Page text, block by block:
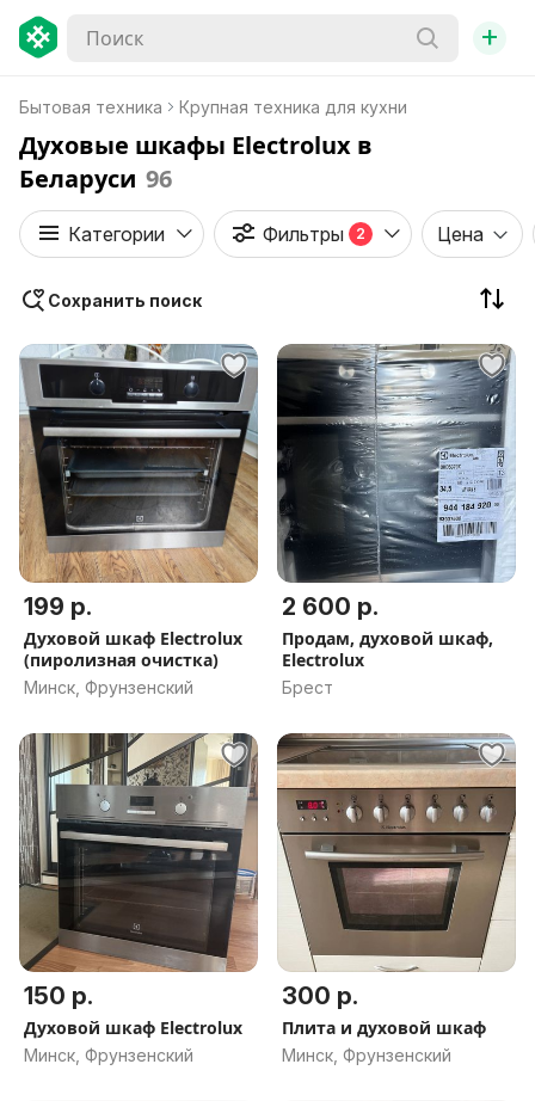
+
Бытовая техника Крупная техника для кухни
Духовые шкафы Electrolux в
Беларуси 96
Категории Фильтры 2 Цена
Сохранить поиск
199 р.
Духовой шкаф Electrolux
(пиролизная очистка)
Минск, Фрунзенский
2 600 р.
Продам, духовой шкаф,
Electrolux
Брест
150 р.
Духовой шкаф Electrolux
Минск, Фрунзенский
300 р.
Плита и духовой шкаф
Минск, Фрунзенский